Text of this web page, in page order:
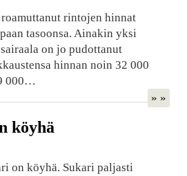
rintojen hinnat
tasoonsa. Ainakin yksi
on jo pudottanut
hinnan noin 32 000
000…
» »
köyhä
on köyhä. Sukari paljasti